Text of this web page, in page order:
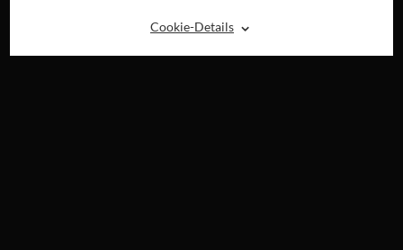
Cookie-Details ⌃